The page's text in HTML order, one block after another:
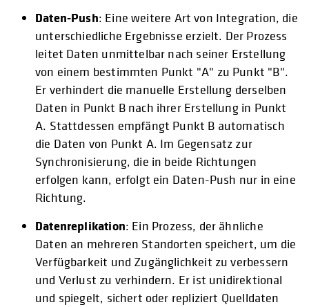
Daten-Push: Eine weitere Art von Integration, die
unterschiedliche Ergebnisse erzielt. Der Prozess
leitet Daten unmittelbar nach seiner Erstellung
von einem bestimmten Punkt "A" zu Punkt "B".
Er verhindert die manuelle Erstellung derselben
Daten in Punkt B nach ihrer Erstellung in Punkt
A. Stattdessen empfängt Punkt B automatisch
die Daten von Punkt A. Im Gegensatz zur
Synchronisierung, die in beide Richtungen
erfolgen kann, erfolgt ein Daten-Push nur in eine
Richtung.
Datenreplikation: Ein Prozess, der ähnliche
Daten an mehreren Standorten speichert, um die
Verfügbarkeit und Zugänglichkeit zu verbessern
und Verlust zu verhindern. Er ist unidirektional
und spiegelt, sichert oder repliziert Quelldaten